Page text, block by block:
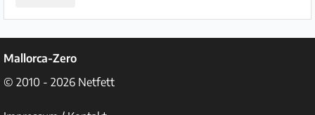
Mallorca-Zero
© 2010 - 2026 Netfett